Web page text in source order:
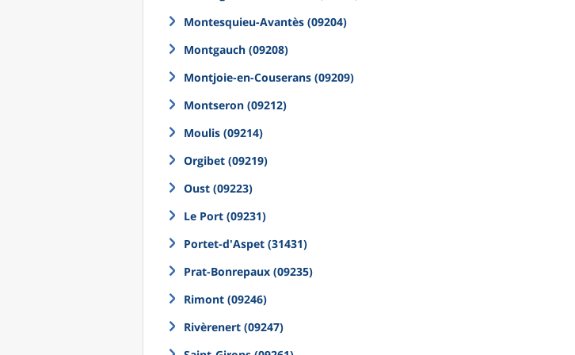
Montesquieu-Avantès (09204)
Montgauch (09208)
Montjoie-en-Couserans (09209)
Montseron (09212)
Moulis (09214)
Orgibet (09219)
Oust (09223)
Le Port (09231)
Portet-d'Aspet (31431)
Prat-Bonrepaux (09235)
Rimont (09246)
Rivèrenert (09247)